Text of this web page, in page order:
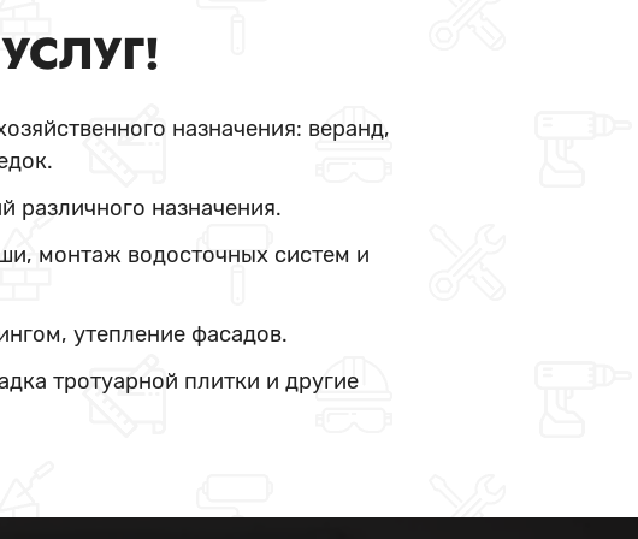
назначения: веранд,
различного назначения.
монтаж водосточных систем и
утепление фасадов.
тротуарной плитки и другие